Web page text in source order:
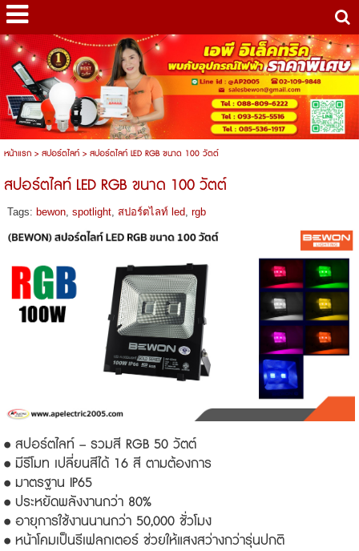
หน้าแรก> สปอร์ตไลท์> สปอร์ตไลท์ LED RGB ขนาด 100 วัตต์
สปอร์ตไลท์ LED RGB ขนาด 100 วัตต์
Tags: bewon, spotlight, สปอร์ตไลท์ led, rgb
• สปอร์ตไลท์ – รวมสี RGB 50 วัตต์
• มีรีโมท เปลี่ยนสีได้ 16 สี ตามต้องการ
• มาตรฐาน IP65
• ประหยัดพลังงานกว่า 80%
• อายุการใช้งานนานกว่า 50,000 ชั่วโมง
• หน้าโคมเป็นรีเฟลกเตอร์ ช่วยให้แสงสว่างกว่ารุ่นปกติ